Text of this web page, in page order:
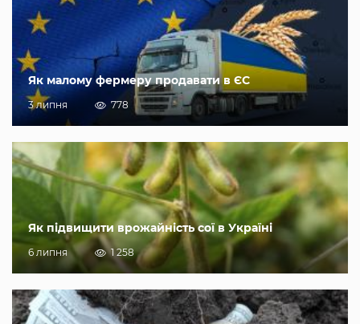
Як малому фермеру продавати в ЄС
3 липня 778
Як підвищити врожайність сої в Україні
6 липня 1 258